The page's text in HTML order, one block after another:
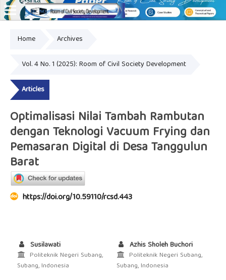
Home Archives
Vol. 4 No. 1 (2025): Room of Civil Society Development
Articles
Optimalisasi Nilai Tambah Rambutan
dengan Teknologi Vacuum Frying dan
Pemasaran Digital di Desa Tanggulun
Barat
https://doi.org/10.59110/rcsd.443
Susilawati
Politeknik Negeri Subang,
Subang, Indonesia
Azhis Sholeh Buchori
Politeknik Negeri Subang,
Subang, Indonesia